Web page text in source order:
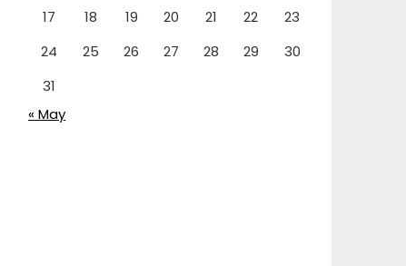
17
18 19 20 21 22
23
24
25 26 27 28 29
30
31
« May